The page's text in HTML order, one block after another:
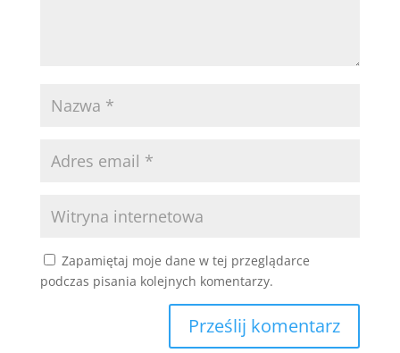
Zapamiętaj moje dane w tej przeglądarce
podczas pisania kolejnych komentarzy.